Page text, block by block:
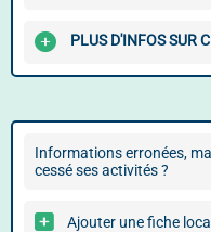
PLUS D'INFOS SUR
Informations erronées,
cessé ses activités ?
Ajouter une fiche